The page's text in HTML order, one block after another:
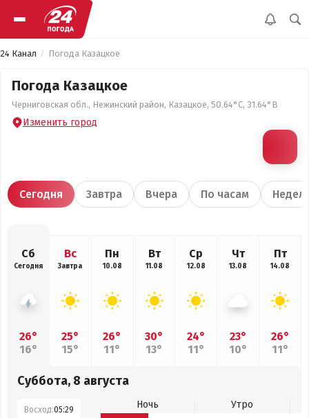
24 Канал Погода Казацкое
Погода Казацкое
Черниговская обл., Нежинский район, Казацкое, 50.64°С, 31.64°В
Изменить город
Сегодня Завтра Вчера По часам
Сб
Сегодня
26°
16°
Вс
Завтра
25°
15°
Пн
10.08
26°
11°
Вт
11.08
30°
13°
Ср
12.08
24°
11°
Чт
13.08
23°
10°
Пт
14.08
26°
11°
Суббота, 8 августа
Восход:05:29 Ночь
Утро